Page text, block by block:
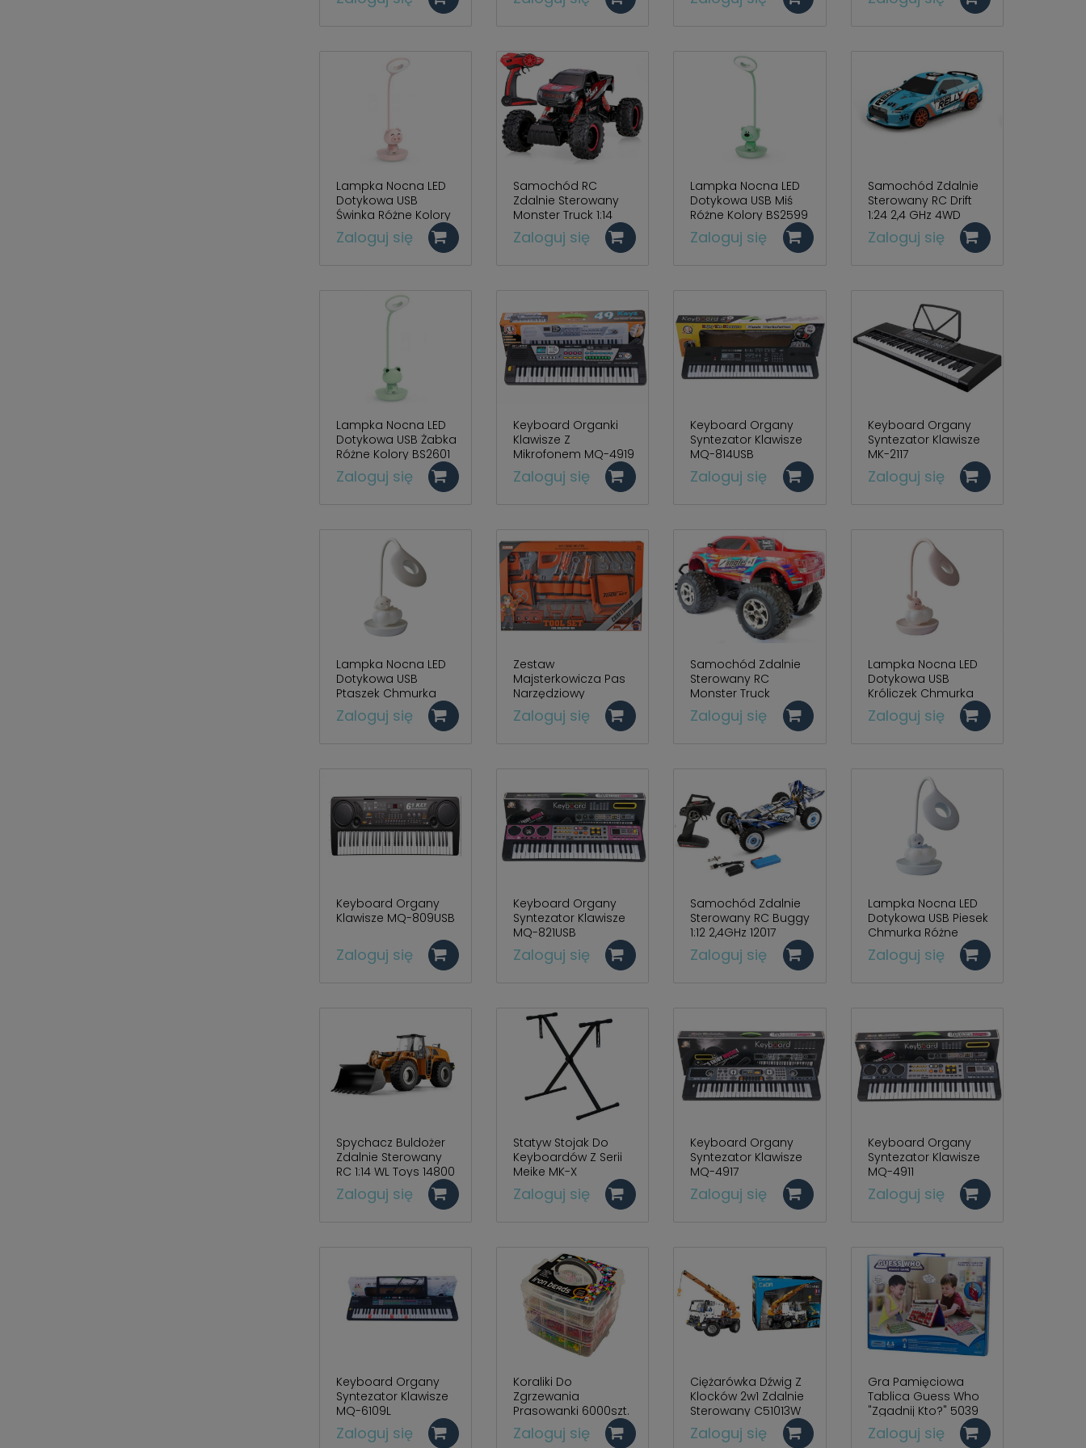
Lampka Nocna LED
Dotykowa USB
Świnka Różne Kolory
BS2600
Zaloguj się
Samochód RC
Zdalnie Sterowany
Monster Truck 1:14
2,4GHz CZERWONY
HB-P1401
Zaloguj się
Lampka Nocna LED
Dotykowa USB Miś
Różne Kolory BS2599
Zaloguj się
Samochód Zdalnie
Sterowany RC Drift
1:24 2,4 GHz 4WD
SC24A08
Zaloguj się
Lampka Nocna LED
Dotykowa USB Żabka
Różne Kolory BS2601
Zaloguj się
Keyboard Organki
Klawisze Z
Mikrofonem MQ-4919
Zaloguj się
Keyboard Organy
Syntezator Klawisze
MQ-814USB
Zaloguj się
Keyboard Organy
Syntezator Klawisze
MK-2117
Zaloguj się
Lampka Nocna LED
Dotykowa USB
Ptaszek Chmurka
Różne Kolory BS2592
Zaloguj się
Zestaw
Majsterkowicza Pas
Narzędziowy
Narzędzia KY1068-019
Zaloguj się
Samochód Zdalnie
Sterowany RC
Monster Truck
Winyea Rampage
W3818
Zaloguj się
Lampka Nocna LED
Dotykowa USB
Króliczek Chmurka
Różne Kolory BS2597
Zaloguj się
Keyboard Organy
Klawisze MQ-809USB
Zaloguj się
Keyboard Organy
Syntezator Klawisze
MQ-821USB
Zaloguj się
Samochód Zdalnie
Sterowany RC Buggy
1:12 2,4GHz 12017
Zaloguj się
Lampka Nocna LED
Dotykowa USB Piesek
Chmurka Różne
Kolory BS2593
Zaloguj się
Spychacz Buldożer
Zdalnie Sterowany
RC 1:14 WL Toys 14800
Zaloguj się
Statyw Stojak Do
Keyboardów Z Serii
Meike MK-X
Zaloguj się
Keyboard Organy
Syntezator Klawisze
MQ-4917
Zaloguj się
Keyboard Organy
Syntezator Klawisze
MQ-4911
Zaloguj się
Keyboard Organy
Syntezator Klawisze
MQ-6109L
Zaloguj się
Koraliki Do
Zgrzewania
Prasowanki 6000szt.
ET22B
Zaloguj się
Ciężarówka Dźwig Z
Klocków 2w1 Zdalnie
Sterowany C51013W
Zaloguj się
Gra Pamięciowa
Tablica Guess Who
"Zgadnij Kto?" 5039
Zaloguj się